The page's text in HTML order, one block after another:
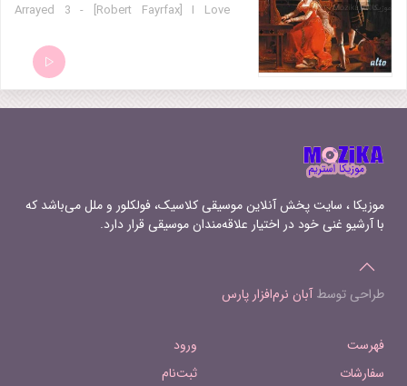
Arrayed 3 - [Robert Fayrfax] I Love
of Colour 5 - [Robert Fayrfax] That Was
موزیکا ، سایت پخش آنلاین موسیقی کلاسیک، فولکلور و ملل می‌باشد که
با آرشیو غنی خود در اختیار علاقه‌مندان موسیقی قرار دارد.
طراحی توسطآبان نرم‌افزار پارس
فهرست
سفارشات
ورود
ثبت‌نام